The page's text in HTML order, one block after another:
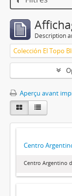
Description
Colección El Topo
Aperçu avant
Centro
Centro Argentino